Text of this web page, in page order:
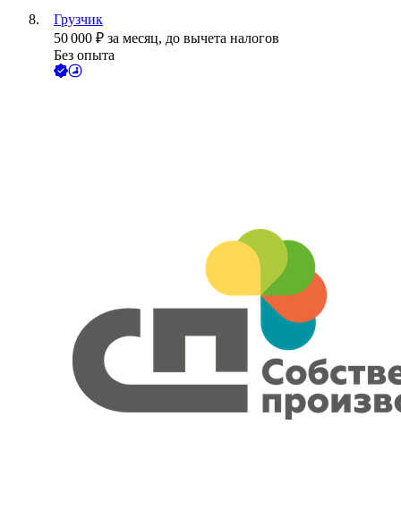
Грузчик
50 000 ₽ за месяц, до вычета налогов
Без опыта